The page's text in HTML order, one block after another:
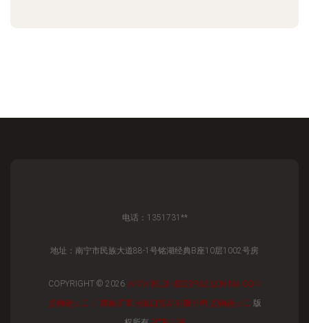
电话：1351731**
地址：南宁市民族大道88-1号铭湖经典B座10层1002号房
COPYRIGHT © 2026 WWW.BUSINESSBRASILCHINA.COM
货物进出口 广西鑫汇莱进出口贸易有限公司 货物进出口 版